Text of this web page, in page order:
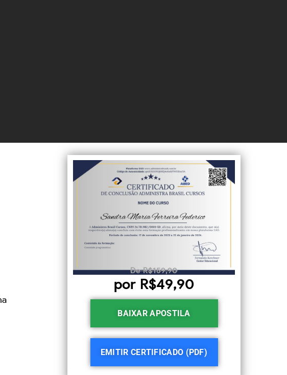
De R$159,90
por R$49,90
BAIXAR APOSTILA
EMITIR CERTIFICADO (PDF)